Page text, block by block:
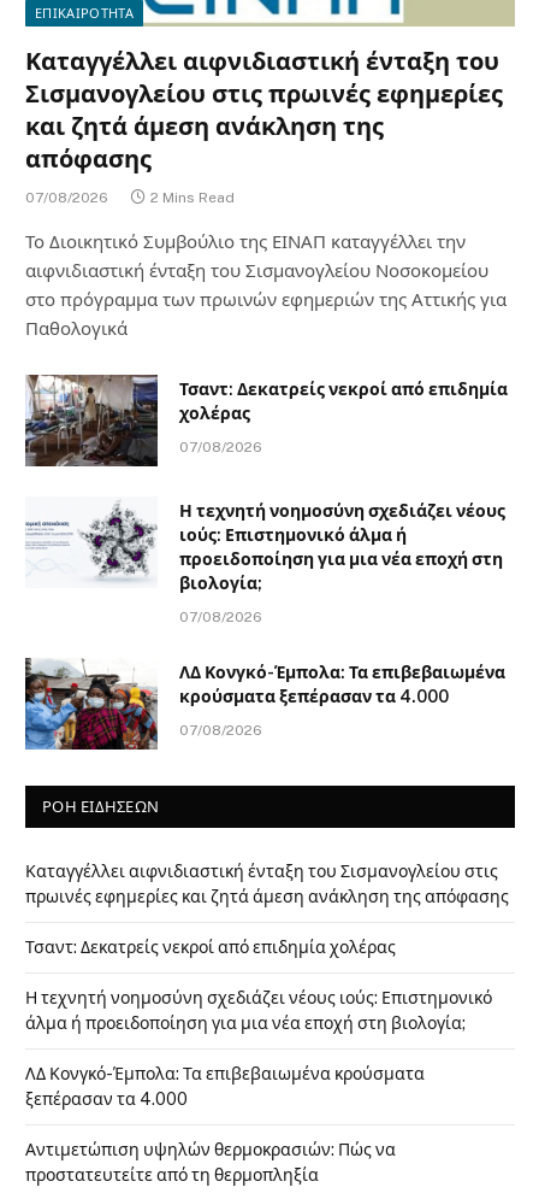
ΕΠΙΚΑΙΡΟΤΗΤΑ
Καταγγέλλει αιφνιδιαστική ένταξη του
Σισμανογλείου στις πρωινές εφημερίες
και ζητά άμεση ανάκληση της
απόφασης
07/08/2026 2 Mins Read
Το Διοικητικό Συμβούλιο της ΕΙΝΑΠ καταγγέλλει την
αιφνιδιαστική ένταξη του Σισμανογλείου Νοσοκομείου
στο πρόγραμμα των πρωινών εφημεριών της Αττικής για
Παθολογικά
Τσαντ: Δεκατρείς νεκροί από επιδημία
χολέρας
07/08/2026
Η τεχνητή νοημοσύνη σχεδιάζει νέους
ιούς: Επιστημονικό άλμα ή
προειδοποίηση για μια νέα εποχή στη
βιολογία;
07/08/2026
ΛΔ Κονγκό-Έμπολα: Τα επιβεβαιωμένα
κρούσματα ξεπέρασαν τα 4.000
07/08/2026
ΡΟΗ ΕΙΔΗΣΕΩΝ
Καταγγέλλει αιφνιδιαστική ένταξη του Σισμανογλείου στις
πρωινές εφημερίες και ζητά άμεση ανάκληση της απόφασης
Τσαντ: Δεκατρείς νεκροί από επιδημία χολέρας
Η τεχνητή νοημοσύνη σχεδιάζει νέους ιούς: Επιστημονικό
άλμα ή προειδοποίηση για μια νέα εποχή στη βιολογία;
ΛΔ Κονγκό-Έμπολα: Τα επιβεβαιωμένα κρούσματα
ξεπέρασαν τα 4.000
Αντιμετώπιση υψηλών θερμοκρασιών: Πώς να
προστατευτείτε από τη θερμοπληξία